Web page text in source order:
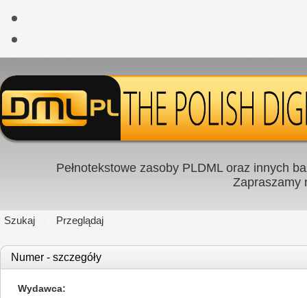
Pełnotekstowe zasoby PLDML oraz innych
Zapraszamy
Szukaj Przeglądaj
Numer - szczegóły
Wydawca